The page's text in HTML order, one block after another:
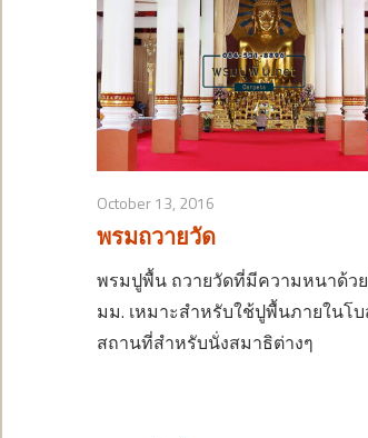
October 13, 2016
พรมถวายวัด
พรมปูพื้น ถวายวัดที่มีความหนาด้ว
มม. เหมาะสำหรับใช้ปูพื้นภายในโ
สถานที่สำหรับนั่งสมาธิต่างๆ